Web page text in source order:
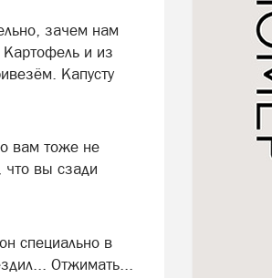
зачем нам
Картофель и из
Капусту
вам тоже не
вы сзади
специально в
Отжимать...